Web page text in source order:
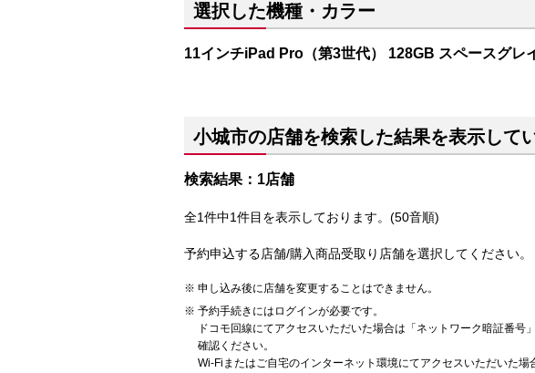
選択した機種・カラー
11インチiPad Pro（第3世代） 128GB スペースグレ
小城市の店舗を検索した結果を表示して
検索結果：1店舗
全1件中1件目を表示しております。(50音順)
予約申込する店舗/購入商品受取り店舗を選択してください。
申し込み後に店舗を変更することはできません。
予約手続きにはログインが必要です。
ドコモ回線にてアクセスいただいた場合は「ネットワーク暗証番号
確認ください。
Wi-Fiまたはご自宅のインターネット環境にてアクセスいただいた